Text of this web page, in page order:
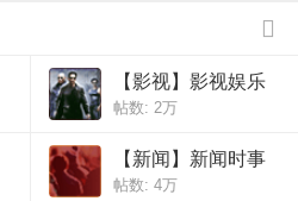
【影视】影视娱乐
帖数: 2万
【新闻】新闻时事
帖数: 4万